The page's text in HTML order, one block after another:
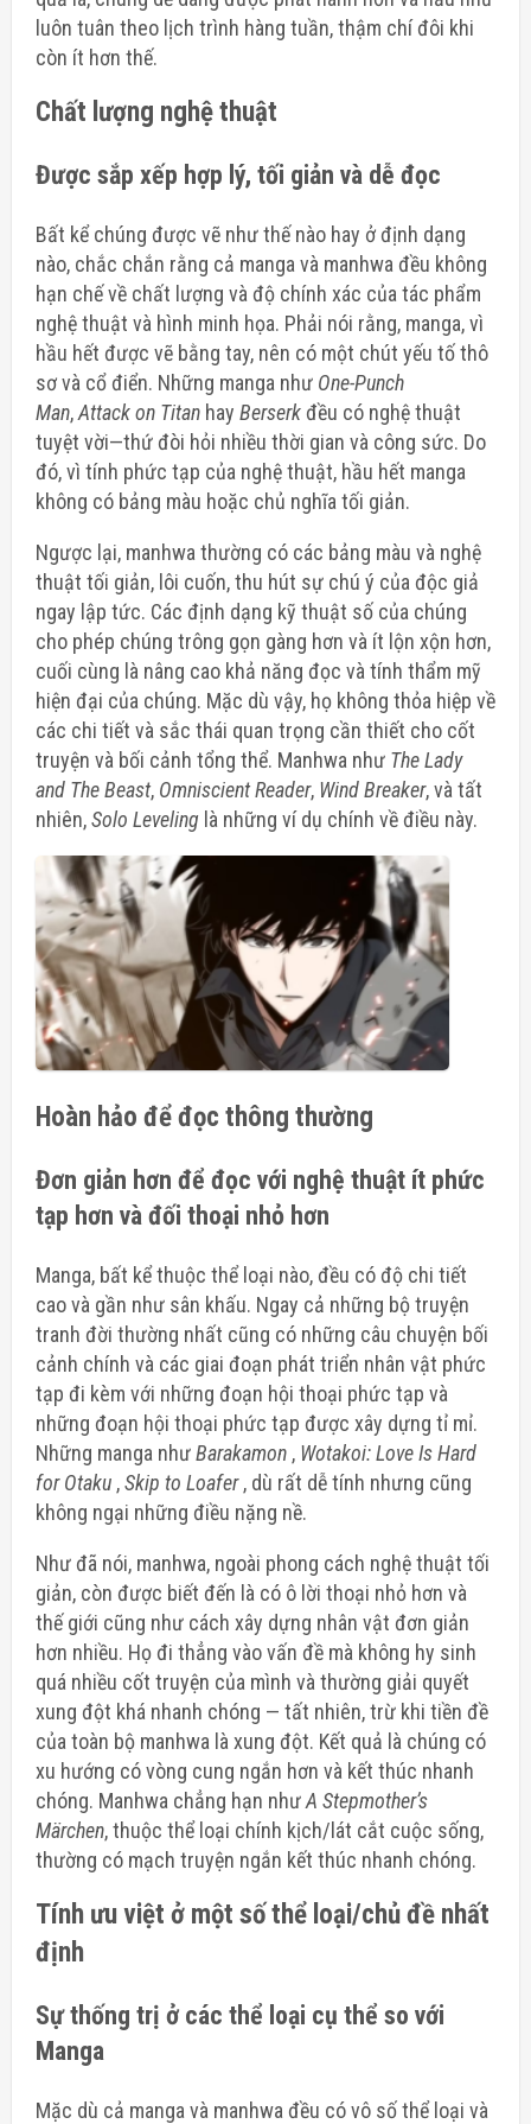
luôn tuân theo lịch trình hàng tuần, thậm chí đôi khi
còn ít hơn thế.
Chất lượng nghệ thuật
Được sắp xếp hợp lý, tối giản và dễ đọc
Bất kể chúng được vẽ như thế nào hay ở định dạng
nào, chắc chắn rằng cả manga và manhwa đều không
hạn chế về chất lượng và độ chính xác của tác phẩm
nghệ thuật và hình minh họa. Phải nói rằng, manga, vì
hầu hết được vẽ bằng tay, nên có một chút yếu tố thô
sơ và cổ điển. Những manga như One-Punch
Man,Attack on Titan hay Berserkđều có nghệ thuật
tuyệt vời—thứ đòi hỏi nhiều thời gian và công sức. Do
đó, vì tính phức tạp của nghệ thuật, hầu hết manga
không có bảng màu hoặc chủ nghĩa tối giản.
Ngược lại, manhwa thường có các bảng màu và nghệ
thuật tối giản, lôi cuốn, thu hút sự chú ý của độc giả
ngay lập tức. Các định dạng kỹ thuật số của chúng
cho phép chúng trông gọn gàng hơn và ít lộn xộn hơn,
cuối cùng là nâng cao khả năng đọc và tính thẩm mỹ
hiện đại của chúng. Mặc dù vậy, họ không thỏa hiệp về
các chi tiết và sắc thái quan trọng cần thiết cho cốt
truyện và bối cảnh tổng thể. Manhwa như The Lady
and The Beast, Omniscient Reader, Wind Breaker, và tất
nhiên,Solo Leveling là những ví dụ chính về điều này.
Hoàn hảo để đọc thông thường
Đơn giản hơn để đọc với nghệ thuật ít phức
tạp hơn và đối thoại nhỏ hơn
Manga, bất kể thuộc thể loại nào, đều có độ chi tiết
cao và gần như sân khấu. Ngay cả những bộ truyện
tranh đời thường nhất cũng có những câu chuyện bối
cảnh chính và các giai đoạn phát triển nhân vật phức
tạp đi kèm với những đoạn hội thoại phức tạp và
những đoạn hội thoại phức tạp được xây dựng tỉ mỉ.
Những manga nhưBarakamon , Wotakoi: Love Is Hard
for Otaku ,Skip to Loafer, dù rất dễ tính nhưng cũng
không ngại những điều nặng nề.
Như đã nói, manhwa, ngoài phong cách nghệ thuật tối
giản, còn được biết đến là có ô lời thoại nhỏ hơn và
thế giới cũng như cách xây dựng nhân vật đơn giản
hơn nhiều. Họ đi thẳng vào vấn đề mà không hy sinh
quá nhiều cốt truyện của mình và thường giải quyết
xung đột khá nhanh chóng — tất nhiên, trừ khi tiền đề
của toàn bộ manhwa là xung đột. Kết quả là chúng có
xu hướng có vòng cung ngắn hơn và kết thúc nhanh
chóng. Manhwa chẳng hạn nhưA Stepmother’s
Märchen, thuộc thể loại chính kịch/lát cắt cuộc sống,
thường có mạch truyện ngắn kết thúc nhanh chóng.
Tính ưu việt ở một số thể loại/chủ đề nhất
định
Sự thống trị ở các thể loại cụ thể so với
Manga
Mặc dù cả manga và manhwa đều có vô số thể loại và